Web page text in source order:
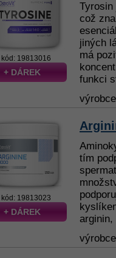
kód: 19813016
+ DÁREK
Tyrosin
což
jiných
má
funkci
kód: 19813023
+ DÁREK
tím
arginin,